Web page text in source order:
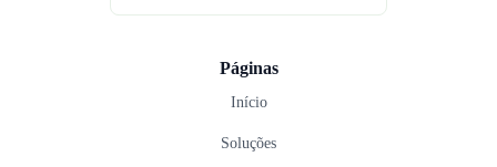
Páginas
Início
Soluções